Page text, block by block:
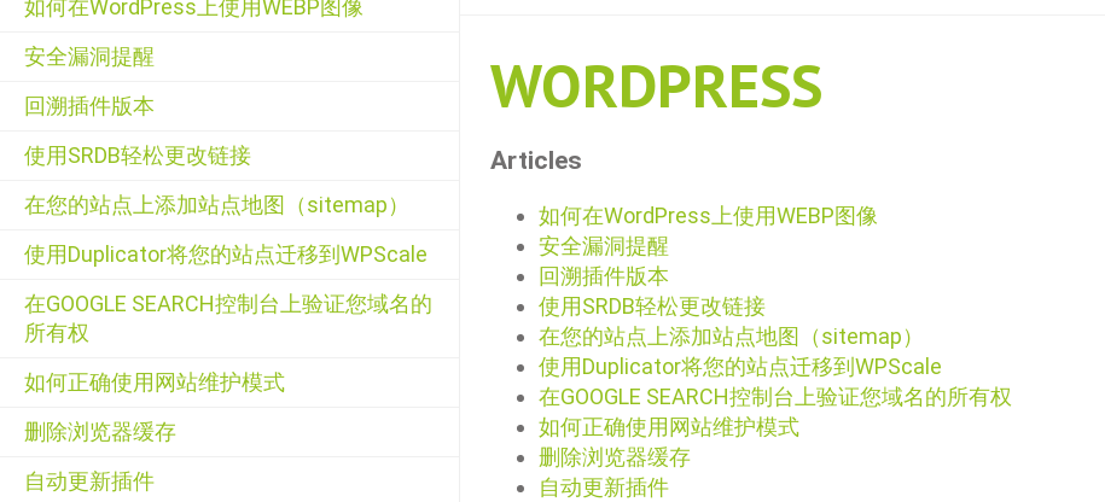
如何在WordPress上使用WEBP图像
安全漏洞提醒
回溯插件版本
使用SRDB轻松更改链接
在您的站点上添加站点地图（sitemap）
使用Duplicator将您的站点迁移到WPScale
在GOOGLE SEARCH控制台上验证您域名的
所有权
如何正确使用网站维护模式
删除浏览器缓存
自动更新插件
WORDPRESS
Articles
如何在WordPress上使用WEBP图像
安全漏洞提醒
回溯插件版本
使用SRDB轻松更改链接
在您的站点上添加站点地图（sitemap）
使用Duplicator将您的站点迁移到WPScale
在GOOGLE SEARCH控制台上验证您域名的所有权
如何正确使用网站维护模式
删除浏览器缓存
自动更新插件